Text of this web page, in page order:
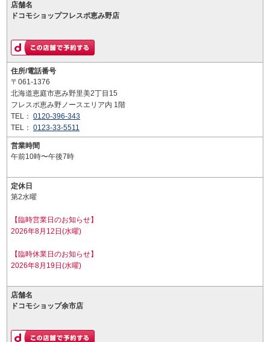
店舗名
ドコモショップフレスポ恵み野店
住所/電話番号
〒061-1376
北海道恵庭市恵み野里美2丁目15
フレスポ恵み野ノースエリア内 1階
TEL： 0120-396-343
TEL： 0123-33-5511
営業時間
午前10時〜午後7時
定休日
第2水曜
【臨時営業日のお知らせ】
2026年8月12日(水曜)
【臨時休業日のお知らせ】
2026年8月19日(水曜)
店舗名
ドコモショップ余市店